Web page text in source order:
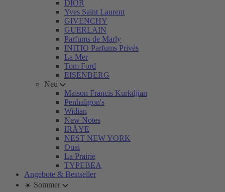
DIOR
Yves Saint Laurent
GIVENCHY
GUERLAIN
Parfums de Marly
INITIO Parfums Privés
La Mer
Tom Ford
EISENBERG
Neu
Maison Francis Kurkdjian
Penhaligon's
Widian
New Notes
IRÄYE
NEST NEW YORK
Ouai
La Prairie
TYPEBEA
Angebote & Bestseller
☀️ Sommer